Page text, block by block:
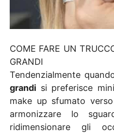
COME FARE UN
GRANDI
Tendenzialmente
grandi si preferisce
make up sfumato
armonizzare lo
ridimensionare gli